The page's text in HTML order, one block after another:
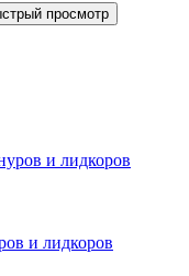
просмотр
и лидкоров